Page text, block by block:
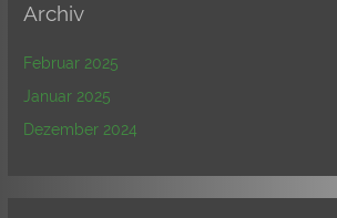
Archiv
Februar 2025
Januar 2025
Dezember 2024